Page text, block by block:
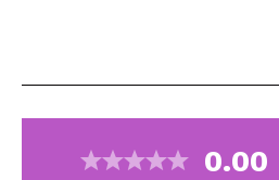
0.00